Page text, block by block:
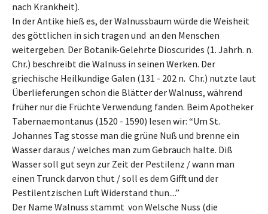
nach Krankheit).
In der Antike hieß es, der Walnussbaum würde die Weisheit
des göttlichen in sich tragen und an den Menschen
weitergeben. Der Botanik-Gelehrte Dioscurides (1. Jahrh. n.
Chr.) beschreibt die Walnuss in seinen Werken. Der
griechische Heilkundige Galen (131 - 202 n. Chr.) nutzte laut
Überlieferungen schon die Blätter der Walnuss, während
früher nur die Früchte Verwendung fanden. Beim Apotheker
Tabernaemontanus (1520 - 1590) lesen wir: “Um St.
Johannes Tag stosse man die grüne Nuß und brenne ein
Wasser daraus / welches man zum Gebrauch halte. Diß
Wasser soll gut seyn zur Zeit der Pestilenz / wann man
einen Trunck darvon thut / soll es dem Gifft und der
Pestilentzischen Luft Widerstand thun....”
Der Name Walnuss stammt von Welsche Nuss (die